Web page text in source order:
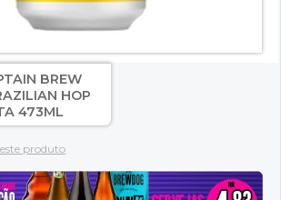
BREW
HOP
473ML
produto